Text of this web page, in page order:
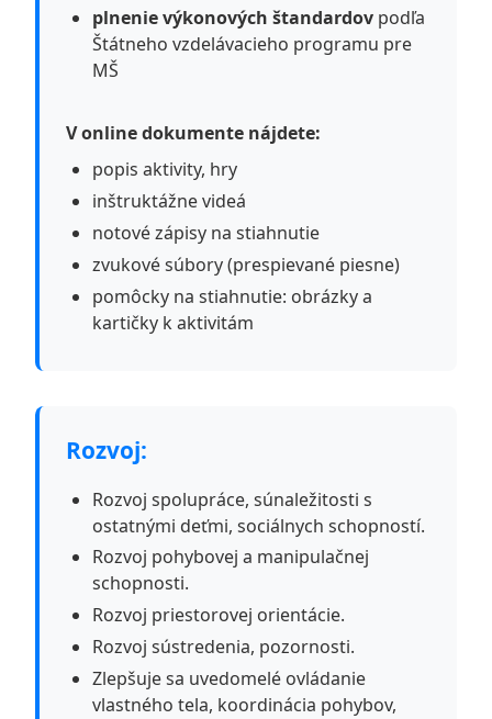
plnenie výkonových štandardov podľa
Štátneho vzdelávacieho programu pre
MŠ
V online dokumente nájdete:
popis aktivity, hry
inštruktážne videá
notové zápisy na stiahnutie
zvukové súbory (prespievané piesne)
pomôcky na stiahnutie: obrázky a
kartičky k aktivitám
Rozvoj:
Rozvoj spolupráce, súnaležitosti s
ostatnými deťmi, sociálnych schopností.
Rozvoj pohybovej a manipulačnej
schopnosti.
Rozvoj priestorovej orientácie.
Rozvoj sústredenia, pozornosti.
Zlepšuje sa uvedomelé ovládanie
vlastného tela, koordinácia pohybov,